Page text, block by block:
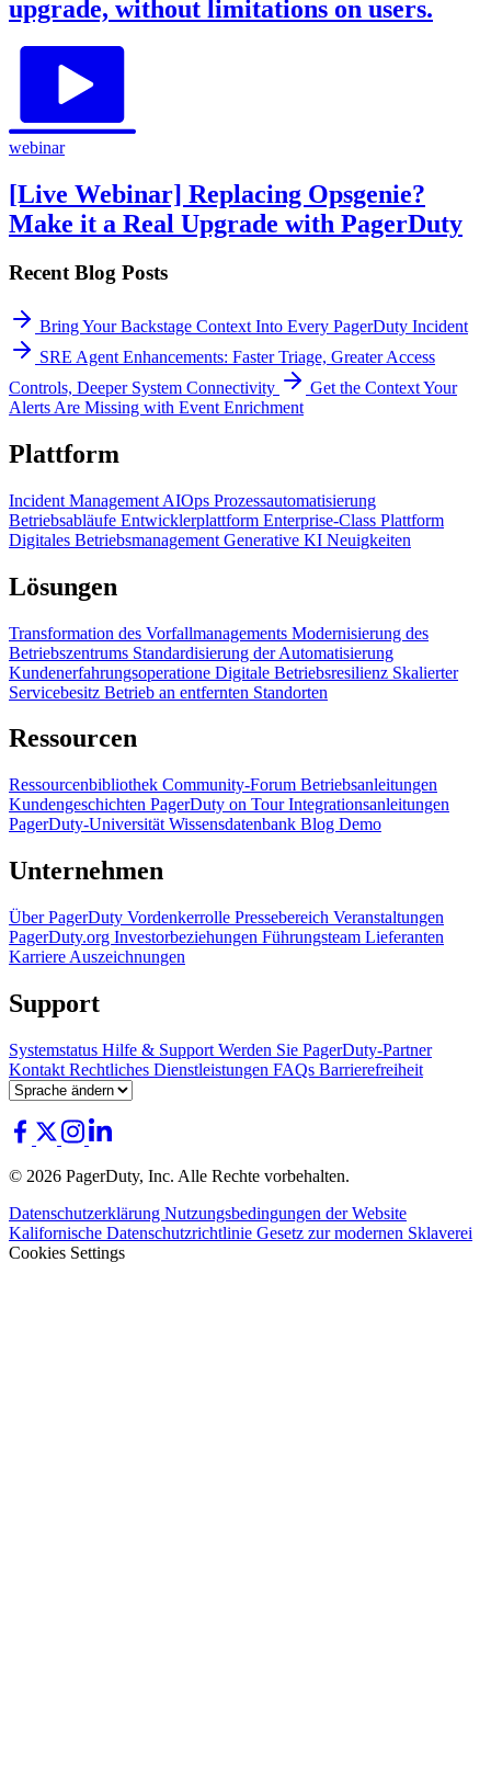
upgrade, without limitations on users.
webinar
[Live Webinar] Replacing Opsgenie?
Make it a Real Upgrade with PagerDuty
Recent Blog Posts
Bring Your Backstage Context Into Every PagerDuty Incident
SRE Agent Enhancements: Faster Triage, Greater Access
Controls, Deeper System Connectivity
Get the Context Your
Alerts Are Missing with Event Enrichment
Plattform
Incident Management AIOps Prozessautomatisierung
Betriebsabläufe Entwicklerplattform Enterprise-Class Plattform
Digitales Betriebsmanagement Generative KI Neuigkeiten
Lösungen
Transformation des Vorfallmanagements Modernisierung des
Betriebszentrums Standardisierung der Automatisierung
Kundenerfahrungsoperatione Digitale Betriebsresilienz Skalierter
Servicebesitz Betrieb an entfernten Standorten
Ressourcen
Ressourcenbibliothek Community-Forum Betriebsanleitungen
Kundengeschichten PagerDuty on TourIntegrationsanleitungen
PagerDuty-Universität Wissensdatenbank Blog Demo
Unternehmen
Über PagerDuty Vordenkerrolle Pressebereich Veranstaltungen
PagerDuty.org Investorbeziehungen Führungsteam Lieferanten
Karriere Auszeichnungen
Support
Systemstatus Hilfe & Support Werden Sie PagerDuty-Partner
Kontakt Rechtliches Dienstleistungen FAQs Barrierefreiheit
© 2026 PagerDuty, Inc. Alle Rechte vorbehalten.
Datenschutzerklärung Nutzungsbedingungen der Website
Kalifornische Datenschutzrichtlinie Gesetz zur modernen Sklaverei
Cookies Settings